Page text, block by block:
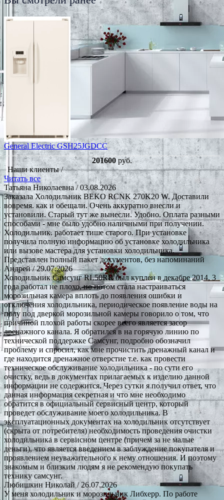
General Electric GSH25JGDCC
201600 руб.
Наши клиенты /
Читать все
Татьяна Николаевна / 03.08.2026
Заказала Холодильник BEKO RCNK 270K20 W. Доставили
вовремя. как и обещали. Очень аккуратно внесли и
установили. Старый тут же вынесли. Удобно. Оплата разными
способами - мне было удобно наличными при получении.
Холодильник. работает тише старого. При установке
получила полную информацию об установке холодильника
или вызове мастера для установки холодильника.
Представлен полный пакет документов, без напоминаний
Андрей/ 29.07.2026
Холодильник Самсунг RL50RR был куплен в декабре 2014, 3
года работал не плохо, но потом стала настраиваться
морозильная камера вплоть до появления ошибки и
отключения холодильника, периодическое появление воды на
полу под дверкой морозильной камеры говорило о том, что
причиной плохой работы скорее всего является засор
дренажного канала. Я обратился в на горячую линию по
технической поддержке Самсунг, подробно обозначил
проблему и спросил, как мне прочистить дренажный канал и
где находится дренажное отверстие т.е. как провести
техническое обслуживание холодильника - по сути его
очистку, ведь в документах прилагаемых к изделию данной
информации не содержится. Через сутки я получил ответ, что
данная информация секретная и что мне необходимо
обратится в официальный сервисный центр, который
проведет обслуживание моего холодильника. В
эксплуатационных документах на холодильник отсутствует
(скрыта от потребителя) необходимость проведения очистки
холодильника в сервисном центре (причем за не малые
деньги), что является введением в заблуждение покупателя и
проявлением неуважительного к нему отношения. И поэтому
знакомым и близким людям я не рекомендую покупать
технику самсунг.
Любишкин Николай/ 26.07.2026
У меня холодильник и морозильник Либхерр. По работе